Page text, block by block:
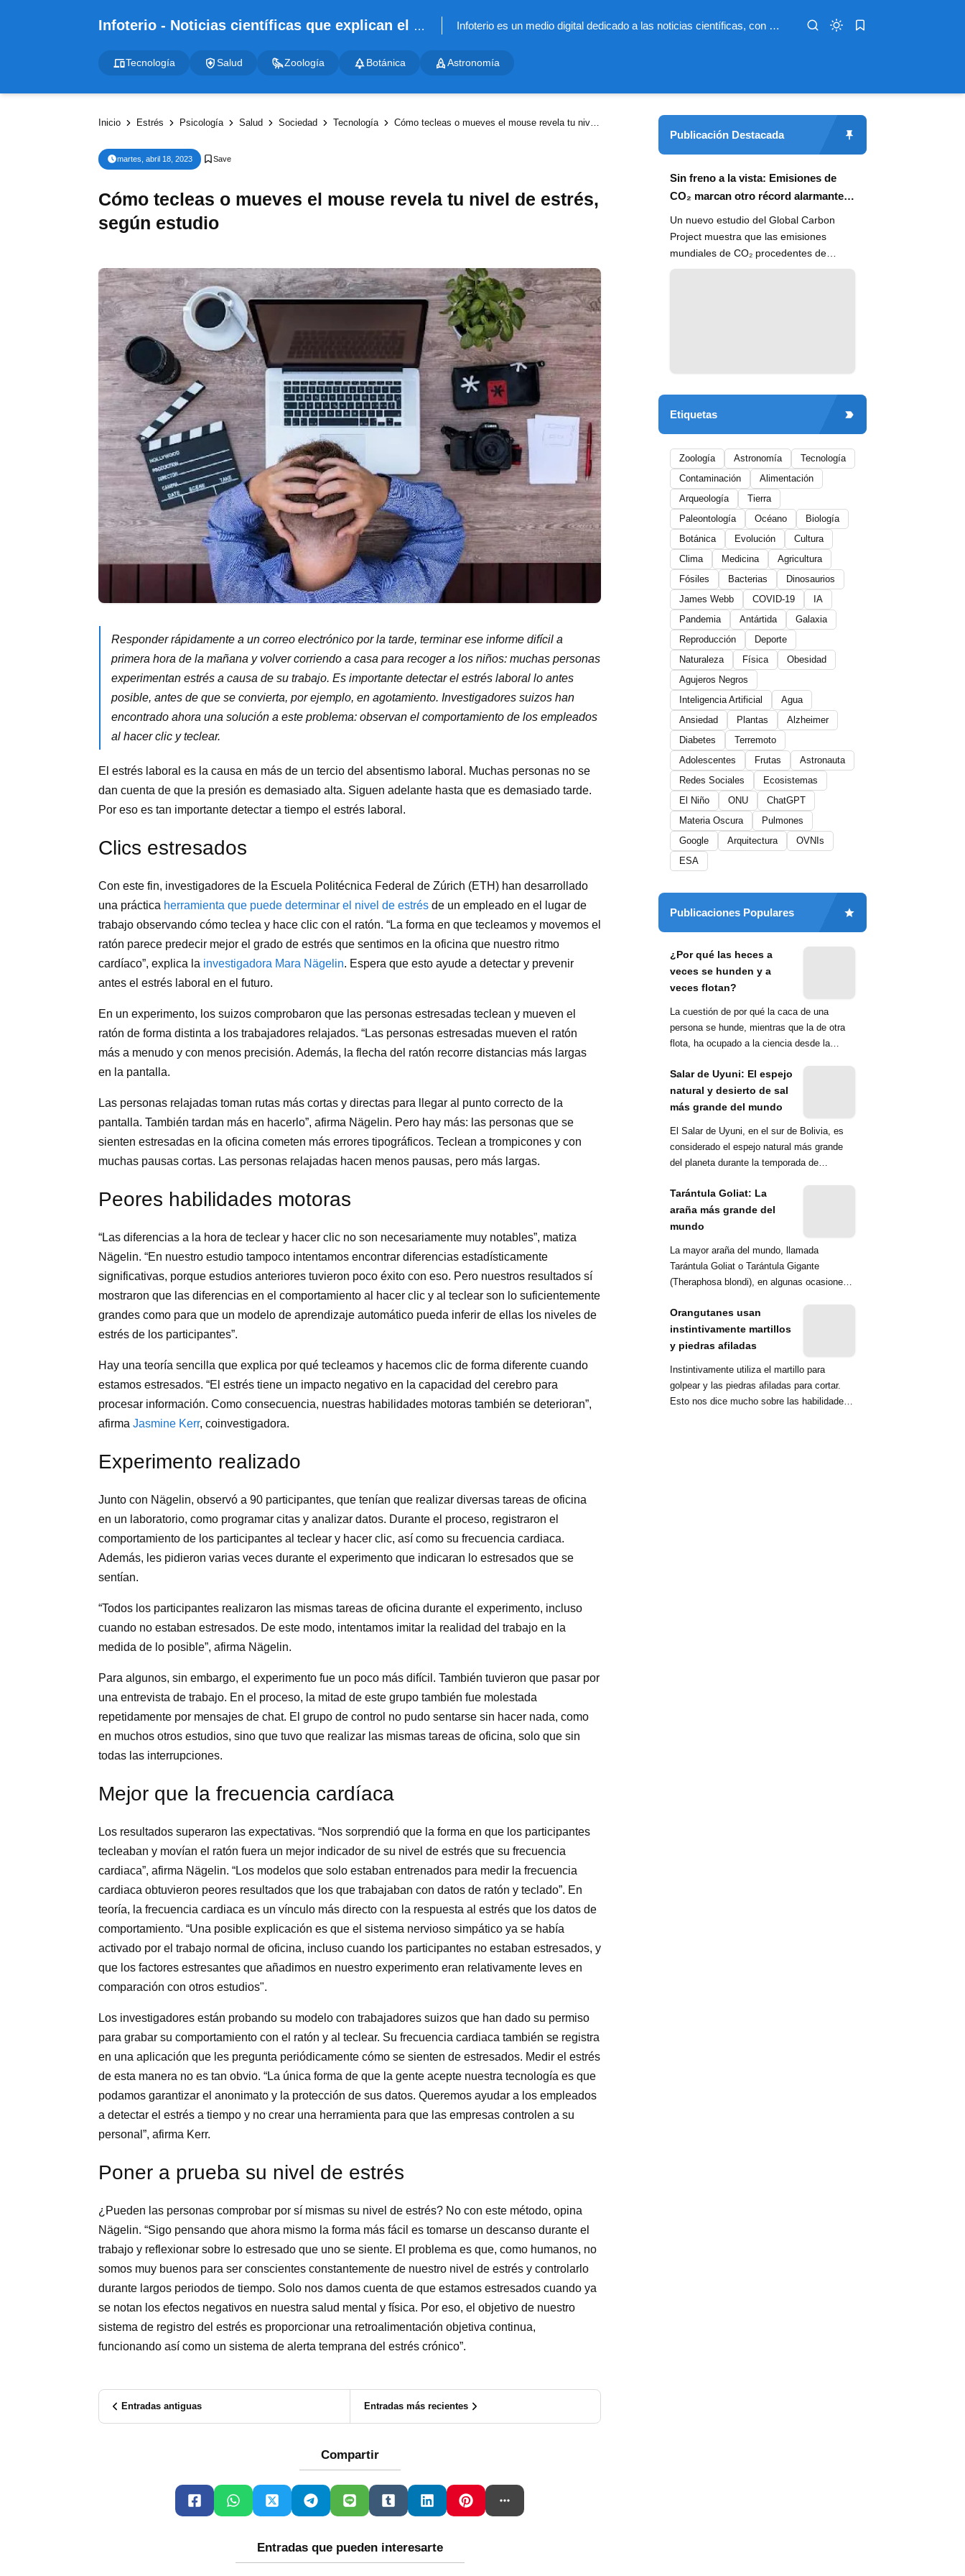
Infoterio - Noticias científicas que explican el mundo Infoterio es un medio digital dedicado a las noticias científicas, con artículos extensos y bien documentados sobre salud, medioambiente, tecnología, espacio, psicología, evolución y más. Nuestro objetivo es hacer accesible el conocimiento científico a lectores de habla hispana en todo el mundo, con información actualizada, fuentes confiables y explicaciones claras que conectan la ciencia con la vida cotidiana.
Tecnología Salud Zoología Botánica Astronomía
Inicio Estrés Psicología Salud Sociedad Tecnología Cómo tecleas o mueves el mouse revela tu nivel de estrés, según estudio
martes, abril 18, 2023
Cómo tecleas o mueves el mouse revela tu nivel de estrés,
según estudio
Responder rápidamente a un correo electrónico por la tarde, terminar ese informe difícil a
primera hora de la mañana y volver corriendo a casa para recoger a los niños: muchas personas
experimentan estrés a causa de su trabajo. Es importante detectar el estrés laboral lo antes
posible, antes de que se convierta, por ejemplo, en agotamiento. Investigadores suizos han
encontrado ahora una solución a este problema: observan el comportamiento de los empleados
al hacer clic y teclear.
El estrés laboral es la causa en más de un tercio del absentismo laboral. Muchas personas no se
dan cuenta de que la presión es demasiado alta. Siguen adelante hasta que es demasiado tarde.
Por eso es tan importante detectar a tiempo el estrés laboral.
Clics estresados
Con este fin, investigadores de la Escuela Politécnica Federal de Zúrich (ETH) han desarrollado
una práctica herramienta que puede determinar el nivel de estrés de un empleado en el lugar de
trabajo observando cómo teclea y hace clic con el ratón. “La forma en que tecleamos y movemos el
ratón parece predecir mejor el grado de estrés que sentimos en la oficina que nuestro ritmo
cardíaco”, explica la investigadora Mara Nägelin. Espera que esto ayude a detectar y prevenir
antes el estrés laboral en el futuro.
En un experimento, los suizos comprobaron que las personas estresadas teclean y mueven el
ratón de forma distinta a los trabajadores relajados. “Las personas estresadas mueven el ratón
más a menudo y con menos precisión. Además, la flecha del ratón recorre distancias más largas
en la pantalla.
Las personas relajadas toman rutas más cortas y directas para llegar al punto correcto de la
pantalla. También tardan más en hacerlo”, afirma Nägelin. Pero hay más: las personas que se
sienten estresadas en la oficina cometen más errores tipográficos. Teclean a trompicones y con
muchas pausas cortas. Las personas relajadas hacen menos pausas, pero más largas.
Peores habilidades motoras
“Las diferencias a la hora de teclear y hacer clic no son necesariamente muy notables”, matiza
Nägelin. “En nuestro estudio tampoco intentamos encontrar diferencias estadísticamente
significativas, porque estudios anteriores tuvieron poco éxito con eso. Pero nuestros resultados sí
mostraron que las diferencias en el comportamiento al hacer clic y al teclear son lo suficientemente
grandes como para que un modelo de aprendizaje automático pueda inferir de ellas los niveles de
estrés de los participantes”.
Hay una teoría sencilla que explica por qué tecleamos y hacemos clic de forma diferente cuando
estamos estresados. “El estrés tiene un impacto negativo en la capacidad del cerebro para
procesar información. Como consecuencia, nuestras habilidades motoras también se deterioran”,
afirma Jasmine Kerr, coinvestigadora.
Experimento realizado
Junto con Nägelin, observó a 90 participantes, que tenían que realizar diversas tareas de oficina
en un laboratorio, como programar citas y analizar datos. Durante el proceso, registraron el
comportamiento de los participantes al teclear y hacer clic, así como su frecuencia cardiaca.
Además, les pidieron varias veces durante el experimento que indicaran lo estresados que se
sentían.
“Todos los participantes realizaron las mismas tareas de oficina durante el experimento, incluso
cuando no estaban estresados. De este modo, intentamos imitar la realidad del trabajo en la
medida de lo posible”, afirma Nägelin.
Para algunos, sin embargo, el experimento fue un poco más difícil. También tuvieron que pasar por
una entrevista de trabajo. En el proceso, la mitad de este grupo también fue molestada
repetidamente por mensajes de chat. El grupo de control no pudo sentarse sin hacer nada, como
en muchos otros estudios, sino que tuvo que realizar las mismas tareas de oficina, solo que sin
todas las interrupciones.
Mejor que la frecuencia cardíaca
Los resultados superaron las expectativas. “Nos sorprendió que la forma en que los participantes
tecleaban y movían el ratón fuera un mejor indicador de su nivel de estrés que su frecuencia
cardiaca”, afirma Nägelin. “Los modelos que solo estaban entrenados para medir la frecuencia
cardiaca obtuvieron peores resultados que los que trabajaban con datos de ratón y teclado”. En
teoría, la frecuencia cardiaca es un vínculo más directo con la respuesta al estrés que los datos de
comportamiento. “Una posible explicación es que el sistema nervioso simpático ya se había
activado por el trabajo normal de oficina, incluso cuando los participantes no estaban estresados, y
que los factores estresantes que añadimos en nuestro experimento eran relativamente leves en
comparación con otros estudios".
Los investigadores están probando su modelo con trabajadores suizos que han dado su permiso
para grabar su comportamiento con el ratón y al teclear. Su frecuencia cardiaca también se registra
en una aplicación que les pregunta periódicamente cómo se sienten de estresados. Medir el estrés
de esta manera no es tan obvio. “La única forma de que la gente acepte nuestra tecnología es que
podamos garantizar el anonimato y la protección de sus datos. Queremos ayudar a los empleados
a detectar el estrés a tiempo y no crear una herramienta para que las empresas controlen a su
personal”, afirma Kerr.
Poner a prueba su nivel de estrés
¿Pueden las personas comprobar por sí mismas su nivel de estrés? No con este método, opina
Nägelin. “Sigo pensando que ahora mismo la forma más fácil es tomarse un descanso durante el
trabajo y reflexionar sobre lo estresado que uno se siente. El problema es que, como humanos, no
somos muy buenos para ser conscientes constantemente de nuestro nivel de estrés y controlarlo
durante largos periodos de tiempo. Solo nos damos cuenta de que estamos estresados cuando ya
se notan los efectos negativos en nuestra salud mental y física. Por eso, el objetivo de nuestro
sistema de registro del estrés es proporcionar una retroalimentación objetiva continua,
funcionando así como un sistema de alerta temprana del estrés crónico”.
Entradas antiguas Entradas más recientes
Compartir
Entradas que pueden interesarte
Publicación Destacada
Sin freno a la vista: Emisiones de
CO₂ marcan otro récord alarmante
en 2024
Un nuevo estudio del Global Carbon
Project muestra que las emisiones
mundiales de CO₂ procedentes de
combustibles fósiles han alcanzado un
Etiquetas
Zoología Astronomía
Tecnología
Contaminación
Alimentación
Arqueología
Tierra
Paleontología
Océano
Biología
Botánica
Evolución
Cultura
Clima
Medicina
Agricultura
Fósiles
Bacterias
Dinosaurios
James Webb
COVID-19
IA
Pandemia
Antártida
Galaxia
Reproducción
Deporte
Naturaleza
Física
Obesidad
Agujeros Negros
Inteligencia Artificial
Agua
Ansiedad
Plantas
Alzheimer
Diabetes
Terremoto
Adolescentes
Frutas
Astronauta
Redes Sociales
Ecosistemas
El Niño
ONU
ChatGPT
Materia Oscura
Pulmones
Google
Arquitectura
OVNIs
ESA
Publicaciones Populares
¿Por qué las heces a
veces se hunden y a
veces flotan?
La cuestión de por qué la caca de una
persona se hunde, mientras que la de otra
flota, ha ocupado a la ciencia desde la
Salar de Uyuni: El espejo
natural y desierto de sal
más grande del mundo
El Salar de Uyuni, en el sur de Bolivia, es
considerado el espejo natural más grande
del planeta durante la temporada de
Tarántula Goliat: La
araña más grande del
mundo
La mayor araña del mundo, llamada
Tarántula Goliat o Tarántula Gigante
(Theraphosa blondi), en algunas ocasiones
Orangutanes usan
instintivamente martillos
y piedras afiladas
Instintivamente utiliza el martillo para
golpear y las piedras afiladas para cortar.
Esto nos dice mucho sobre las habilidades